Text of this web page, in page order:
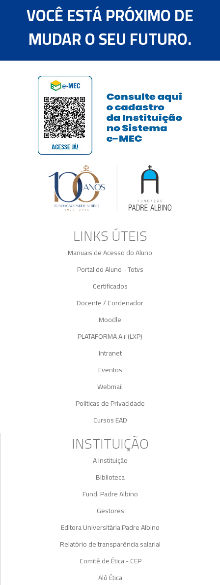
VOCÊ ESTÁ PRÓXIMO DE
MUDAR O SEU FUTURO.
LINKS ÚTEIS
Manuais de Acesso do Aluno
Portal do Aluno - Totvs
Certificados
Docente / Cordenador
Moodle
PLATAFORMA A+ (LXP)
Intranet
Eventos
Webmail
Políticas de Privacidade
Cursos EAD
INSTITUIÇÃO
A Instituição
Biblioteca
Fund. Padre Albino
Gestores
Editora Universitária Padre Albino
Relatório de transparência salarial
Comitê de Ética - CEP
Alô Ética